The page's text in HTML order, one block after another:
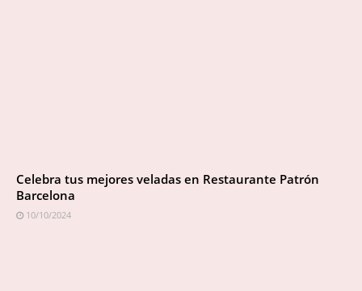
Celebra tus mejores veladas en Restaurante Patrón
Barcelona
10/10/2024